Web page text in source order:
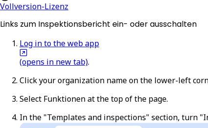
Vollversion-Lizenz
Links zum Inspektionsbericht ein- oder ausschalten
Log in to the web app
(opens in new tab).
Click your organization name on the lower-left
Select Funktionenat the top of the page.
In the "Templates and inspections" section, turn